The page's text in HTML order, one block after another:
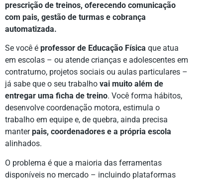
prescrição de treinos, oferecendo comunicação
com pais, gestão de turmas e cobrança
automatizada.
Se você é professor de Educação Física que atua
em escolas – ou atende crianças e adolescentes em
contraturno, projetos sociais ou aulas particulares –
já sabe que o seu trabalho vai muito além de
entregar uma ficha de treino. Você forma hábitos,
desenvolve coordenação motora, estimula o
trabalho em equipe e, de quebra, ainda precisa
manterpais, coordenadores e a própria escola
alinhados.
O problema é que a maioria das ferramentas
disponíveis no mercado – incluindo plataformas